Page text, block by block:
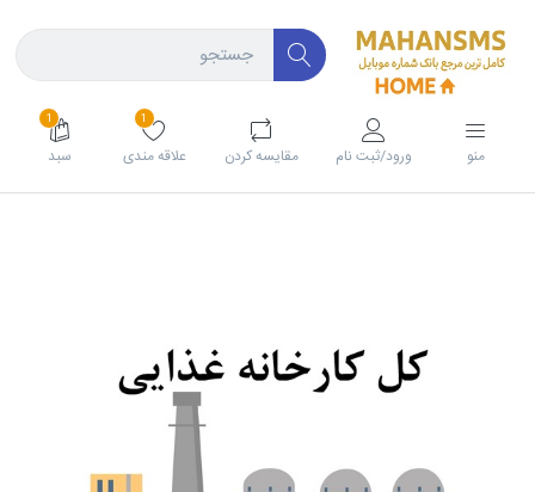
منو ورود/ثبت نام مقايسه كردن
1
علاقه مندی
1
سبد